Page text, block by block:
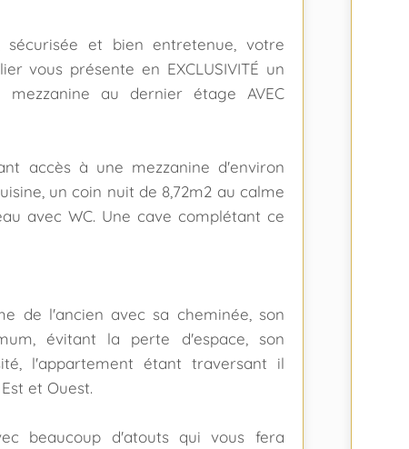
sécurisée et bien entretenue, votre
vous présente en EXCLUSIVITÉ un
au dernier étage AVEC
accès à une mezzanine d'environ
un coin nuit de 8,72m2 au calme
avec WC. Une cave complétant ce
de l'ancien avec sa cheminée, son
évitant la perte d'espace, son
l'appartement étant traversant il
et Ouest.
beaucoup d'atouts qui vous fera